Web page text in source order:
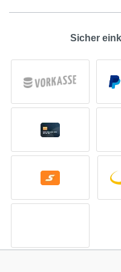
Sicher